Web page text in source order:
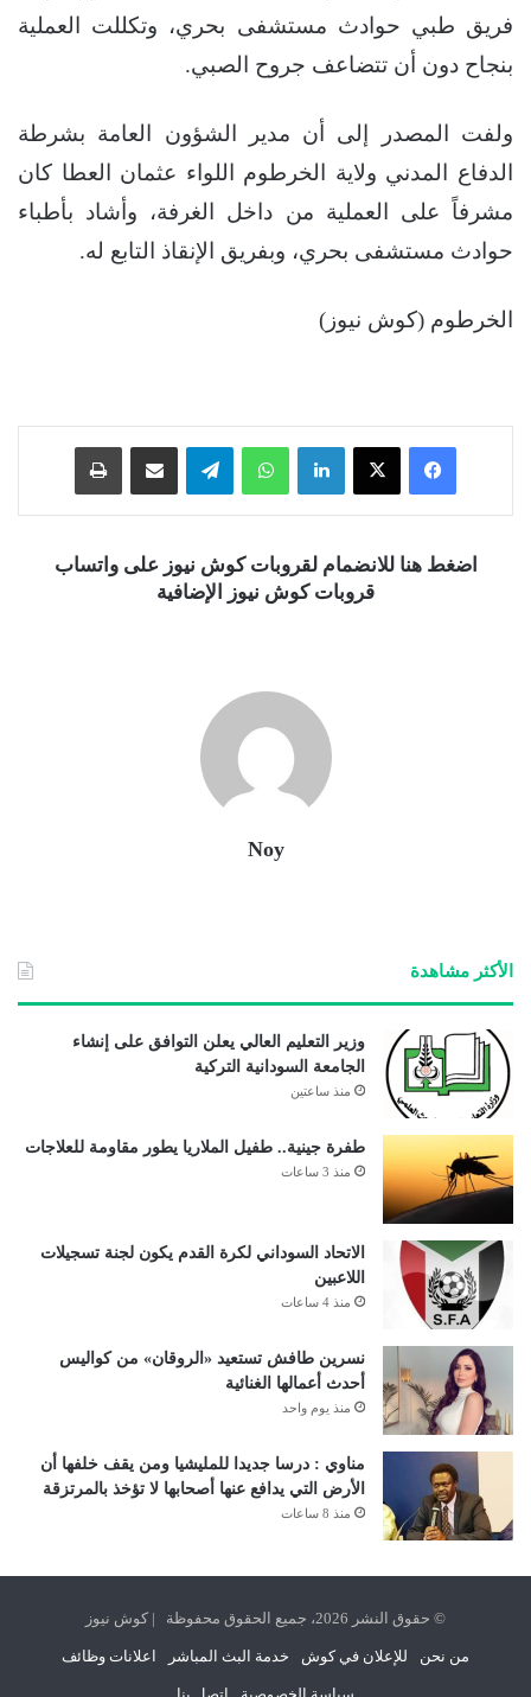
فريق طبي حوادث مستشفى بحري، وتكللت العملية
بنجاح دون أن تتضاعف جروح الصبي.
ولفت المصدر إلى أن مدير الشؤون العامة بشرطة
الدفاع المدني ولاية الخرطوم اللواء عثمان العطا كان
مشرفاً على العملية من داخل الغرفة، وأشاد بأطباء
حوادث مستشفى بحري، وبفريق الإنقاذ التابع له.
الخرطوم (كوش نيوز)
فيسبوك ‫X لينكدإن واتساب تيلقرام
اضغط هنا للانضمام لقروبات كوش نيوز على واتساب
قروبات كوش نيوز الإضافية
Noy
الأكثر مشاهدة
وزير التعليم العالي يعلن التوافق على إنشاء
الجامعة السودانية التركية
منذ ساعتين
طفرة جينية.. طفيل الملاريا يطور مقاومة للعلاجات
منذ 3 ساعات
الاتحاد السوداني لكرة القدم يكون لجنة تسجيلات
اللاعبين
منذ 4 ساعات
نسرين طافش تستعيد «الروقان» من كواليس
أحدث أعمالها الغنائية
منذ يوم واحد
مناوي : درسا جديدا للمليشيا ومن يقف خلفها أن
الأرض التي يدافع عنها أصحابها لا تؤخذ بالمرتزقة
منذ 8 ساعات
© حقوق النشر 2026، جميع الحقوق محفوظة | كوش نيوز
من نحن للإعلان في كوش خدمة البث المباشر اعلانات وظائف